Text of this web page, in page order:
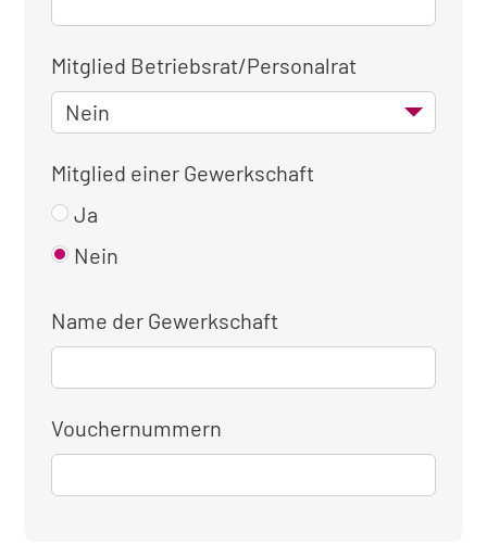
Mitglied Betriebsrat/Personalrat
Mitglied einer Gewerkschaft
Ja
Nein
Name der Gewerkschaft
Vouchernummern